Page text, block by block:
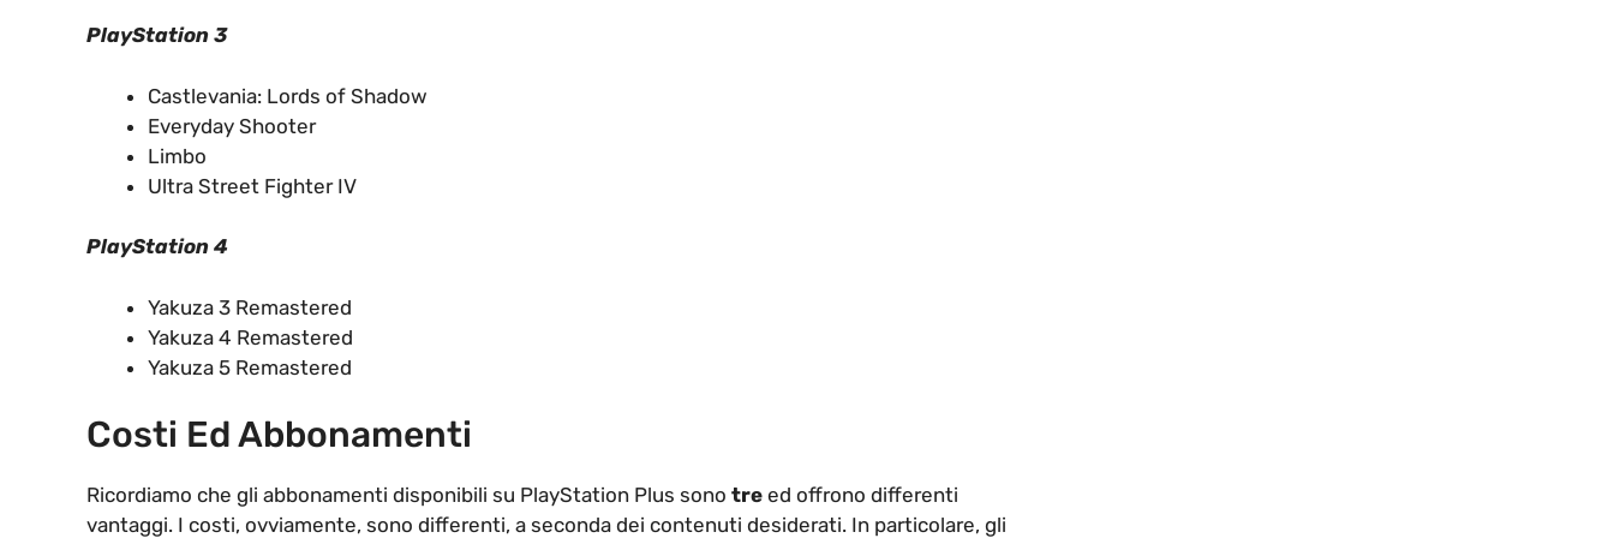
PlayStation 3
Castlevania: Lords of Shadow
Everyday Shooter
Limbo
Ultra Street Fighter IV
PlayStation 4
Yakuza 3 Remastered
Yakuza 4 Remastered
Yakuza 5 Remastered
Costi Ed Abbonamenti
Ricordiamo che gli abbonamenti disponibili su PlayStation Plus sono tre ed offrono differenti
vantaggi. I costi, ovviamente, sono differenti, a seconda dei contenuti desiderati. In particolare, gli